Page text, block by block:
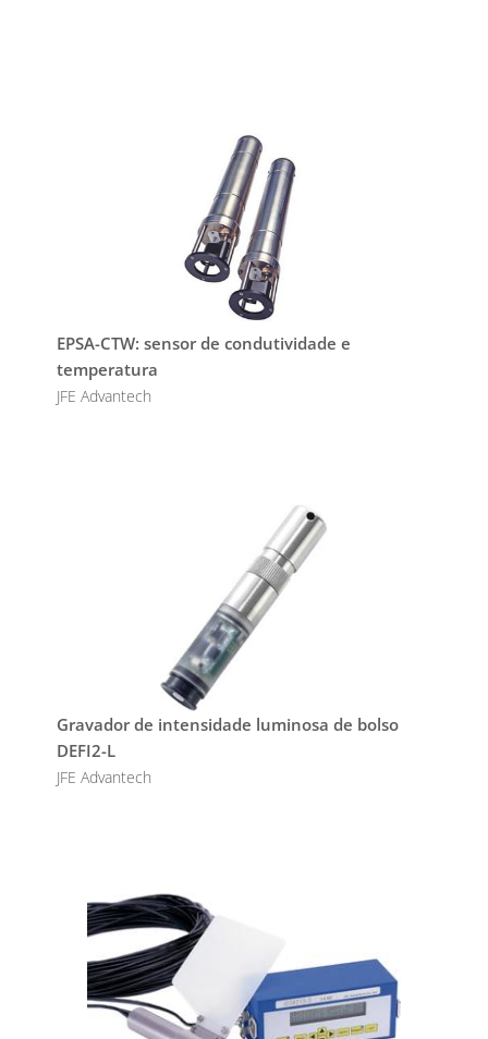
EPSA-CTW: sensor de condutividade e
temperatura
JFE Advantech
Gravador de intensidade luminosa de bolso
DEFI2-L
JFE Advantech